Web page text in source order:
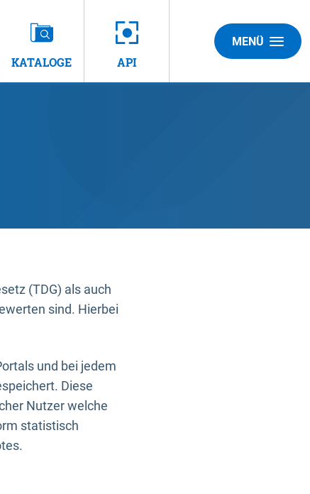
KATALOGE API
MENÜ
(TDG) als auch
sind. Hierbei
und bei jedem
Diese
Nutzer welche
statistisch